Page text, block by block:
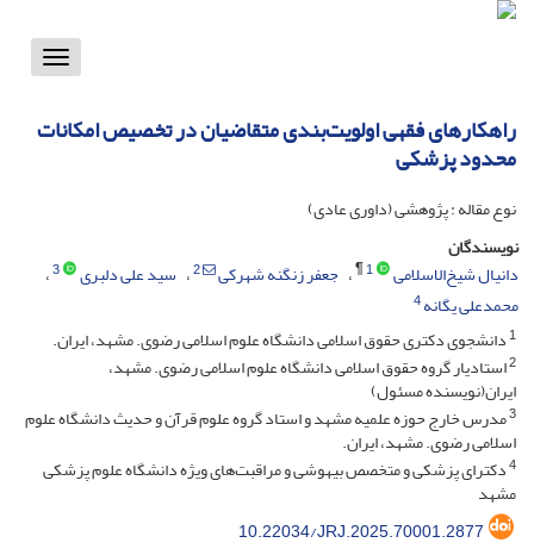
Toggle
راهکارهای فقهی اولویت‌بندی متقاضیان در تخصیص امکانات
محدود پزشکی
نوع مقاله : پژوهشی (داوری عادی)
نویسندگان
دانیال شیخ‌الاسلامی
1
¶ جعفر زنگنه شهرکی 2 سید علی دلبری 3
محمدعلی یگانه4
1دانشجوی دکتری حقوق اسلامی دانشگاه علوم اسلامی رضوی. مشهد، ایران.
2استادیار گروه حقوق اسلامی دانشگاه علوم اسلامی رضوی. مشهد،
ایران(نویسنده مسئول)
3مدرس خارج حوزه علمیه مشهد و استاد گروه علوم قرآن و حدیث دانشگاه علوم
اسلامی رضوی. مشهد، ایران.
4دکترای پزشکی و متخصص بیهوشی و مراقبت‌های ویژه دانشگاه علوم پزشکی
مشهد
10.22034/JRJ.2025.70001.2877